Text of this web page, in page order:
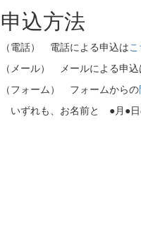
申込方法
（電話） 電話による申込は
（メール） メールによる申
（フォーム） フォームからの
いずれも、お名前と ●月●日